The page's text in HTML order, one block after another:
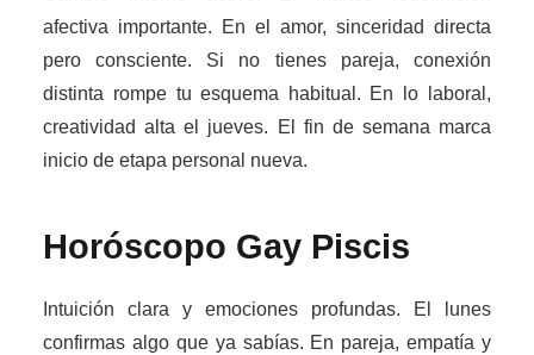
afectiva importante. En el amor, sinceridad directa
pero consciente. Si no tienes pareja, conexión
distinta rompe tu esquema habitual. En lo laboral,
creatividad alta el jueves. El fin de semana marca
inicio de etapa personal nueva.
Horóscopo Gay Piscis
Intuición clara y emociones profundas. El lunes
confirmas algo que ya sabías. En pareja, empatía y